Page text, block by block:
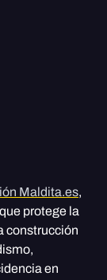
Maldita.es,
protege la
construcción
en